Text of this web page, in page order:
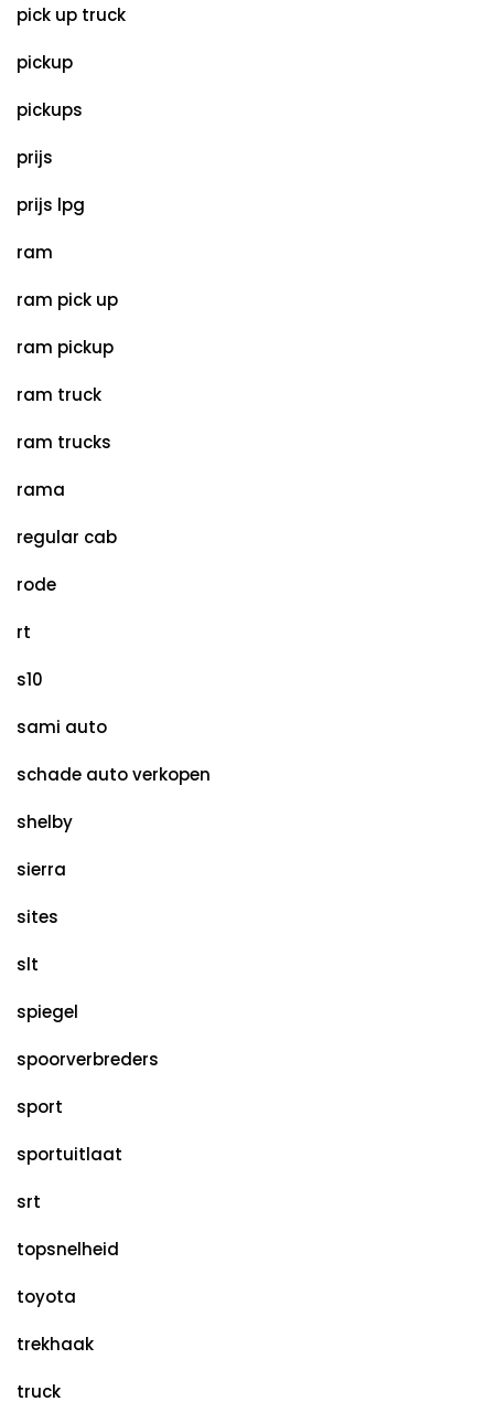
pick up truck
pickup
pickups
prijs
prijs lpg
ram
ram pick up
ram pickup
ram truck
ram trucks
rama
regular cab
rode
rt
s10
sami auto
schade auto verkopen
shelby
sierra
sites
slt
spiegel
spoorverbreders
sport
sportuitlaat
srt
topsnelheid
toyota
trekhaak
truck